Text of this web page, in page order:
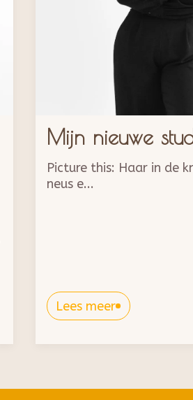
Mijn nieuwe
Picture this: Haar in de
neus e...
Lees meer